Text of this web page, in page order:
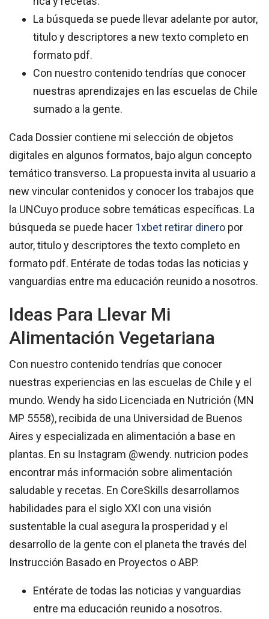
La búsqueda se puede llevar adelante por autor,
titulo y descriptores a new texto completo en
formato pdf.
Con nuestro contenido tendrías que conocer
nuestras aprendizajes en las escuelas de Chile
sumado a la gente.
Cada Dossier contiene mi selección de objetos
digitales en algunos formatos, bajo algun concepto
temático transverso. La propuesta invita al usuario a
new vincular contenidos y conocer los trabajos que
la UNCuyo produce sobre temáticas específicas. La
búsqueda se puede hacer 1xbet retirar dinero por
autor, titulo y descriptores the texto completo en
formato pdf. Entérate de todas todas las noticias y
vanguardias entre ma educación reunido a nosotros.
Ideas Para Llevar Mi
Alimentación Vegetariana
Con nuestro contenido tendrías que conocer
nuestras experiencias en las escuelas de Chile y el
mundo. Wendy ha sido Licenciada en Nutrición (MN
MP 5558), recibida de una Universidad de Buenos
Aires y especializada en alimentación a base en
plantas. En su Instagram @wendy. nutricion podes
encontrar más información sobre alimentación
saludable y recetas. En CoreSkills desarrollamos
habilidades para el siglo XXI con una visión
sustentable la cual asegura la prosperidad y el
desarrollo de la gente con el planeta the través del
Instrucción Basado en Proyectos o ABP.
Entérate de todas las noticias y vanguardias
entre ma educación reunido a nosotros.